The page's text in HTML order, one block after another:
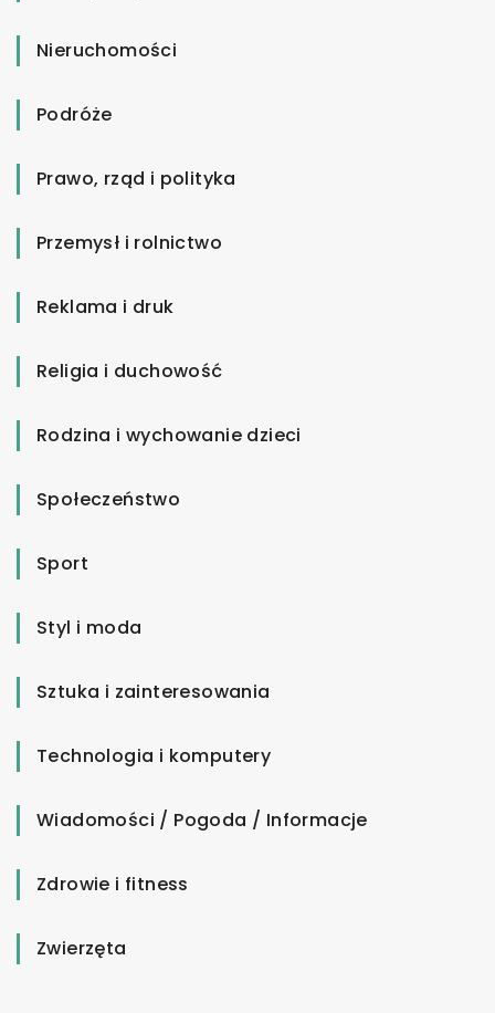
Nieruchomości
Podróże
Prawo, rząd i polityka
Przemysł i rolnictwo
Reklama i druk
Religia i duchowość
Rodzina i wychowanie dzieci
Społeczeństwo
Sport
Styl i moda
Sztuka i zainteresowania
Technologia i komputery
Wiadomości / Pogoda / Informacje
Zdrowie i fitness
Zwierzęta